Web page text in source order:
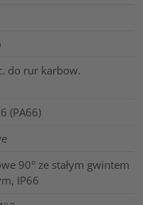
do rur karbow.
(PA66)
90° ze stałym gwintem
IP66